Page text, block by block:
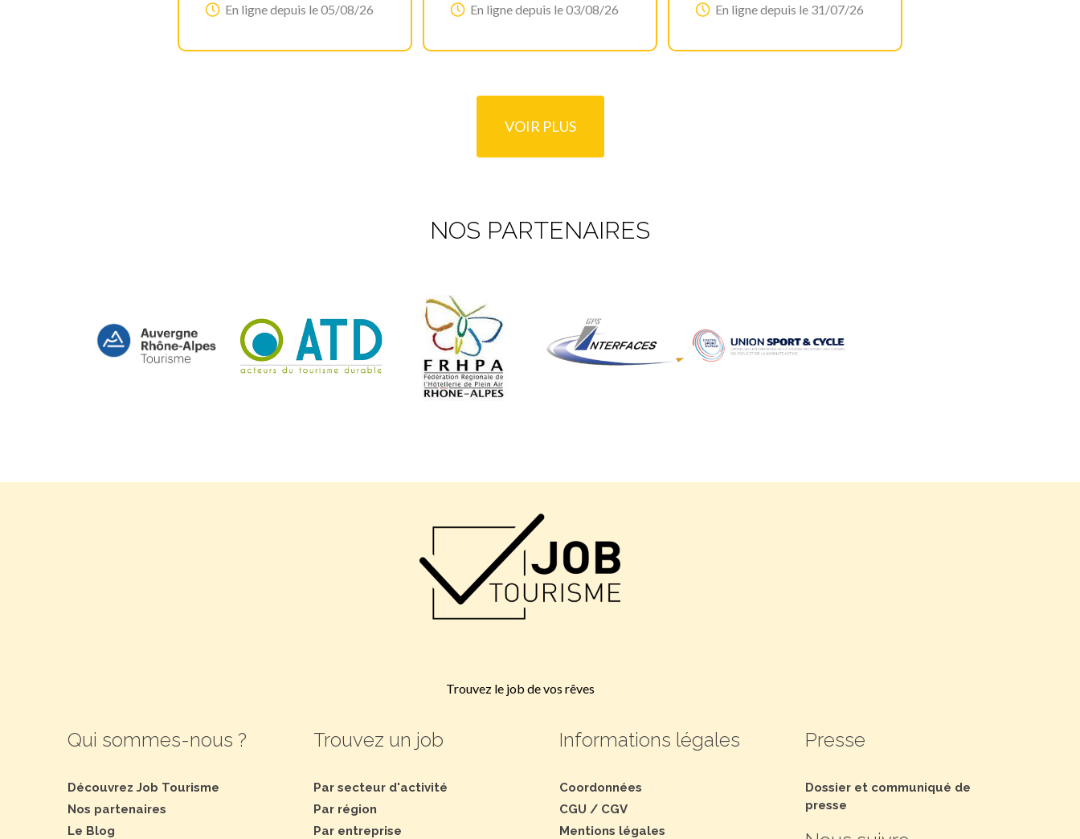
En ligne depuis le 05/08/26
En ligne depuis le 03/08/26
En ligne depuis le 31/07/26
VOIR PLUS
NOS PARTENAIRES
Trouvez le job de vos rêves
Qui sommes-nous ?
Découvrez Job Tourisme
Nos partenaires
Le Blog
Trouvez un job
Par secteur d'activité
Par région
Par entreprise
Informations légales
Coordonnées
CGU / CGV
Mentions légales
Presse
Dossier et communiqué de
presse